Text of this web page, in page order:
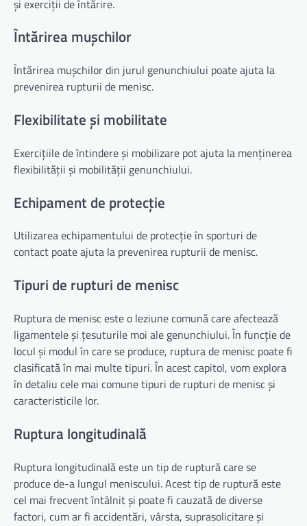
și exerciții de întărire.
Întărirea mușchilor
Întărirea mușchilor din jurul genunchiului poate ajuta la
prevenirea rupturii de menisc.
Flexibilitate și mobilitate
Exercițiile de întindere și mobilizare pot ajuta la menținerea
flexibilității și mobilității genunchiului.
Echipament de protecție
Utilizarea echipamentului de protecție în sporturi de
contact poate ajuta la prevenirea rupturii de menisc.
Tipuri de rupturi de menisc
Ruptura de menisc este o leziune comună care afectează
ligamentele și țesuturile moi ale genunchiului. În funcție de
locul și modul în care se produce, ruptura de menisc poate fi
clasificată în mai multe tipuri. În acest capitol, vom explora
în detaliu cele mai comune tipuri de rupturi de menisc și
caracteristicile lor.
Ruptura longitudinală
Ruptura longitudinală este un tip de ruptură care se
produce de-a lungul meniscului. Acest tip de ruptură este
cel mai frecvent întâlnit și poate fi cauzată de diverse
factori, cum ar fi accidentări, vârsta, suprasolicitare și